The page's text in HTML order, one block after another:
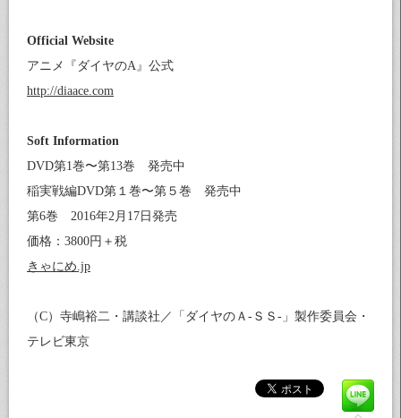
Official Website
アニメ『ダイヤのA』公式
http://diaace.com
Soft Information
DVD第1巻〜第13巻 発売中
稲実戦編DVD第１巻〜第５巻 発売中
第6巻 2016年2月17日発売
価格：3800円＋税
きゃにめ.jp
（C）寺嶋裕二・講談社／「ダイヤのＡ‐ＳＳ‐」製作委員会・
テレビ東京